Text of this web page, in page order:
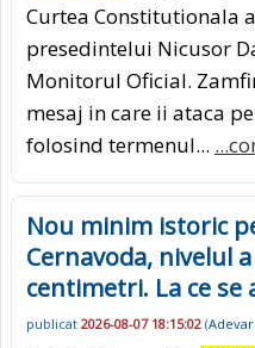
Curtea Constitutionala
presedintelui Nicusor
Monitorul Oficial.
mesaj in care ii ataca
folosind termenul...
Nou minim istoric
Cernavoda, nivelul
centimetri. La ce
publicat 2026-08-07 18:15:02 (